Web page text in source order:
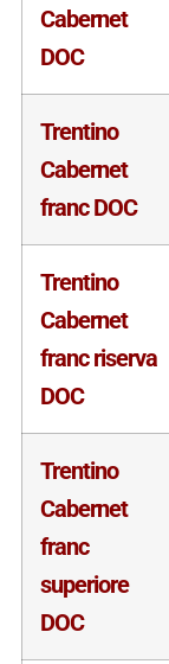
Cabernet
DOC
Trentino
Cabernet
franc DOC
Trentino
Cabernet
franc riserva
DOC
Trentino
Cabernet
franc
superiore
DOC